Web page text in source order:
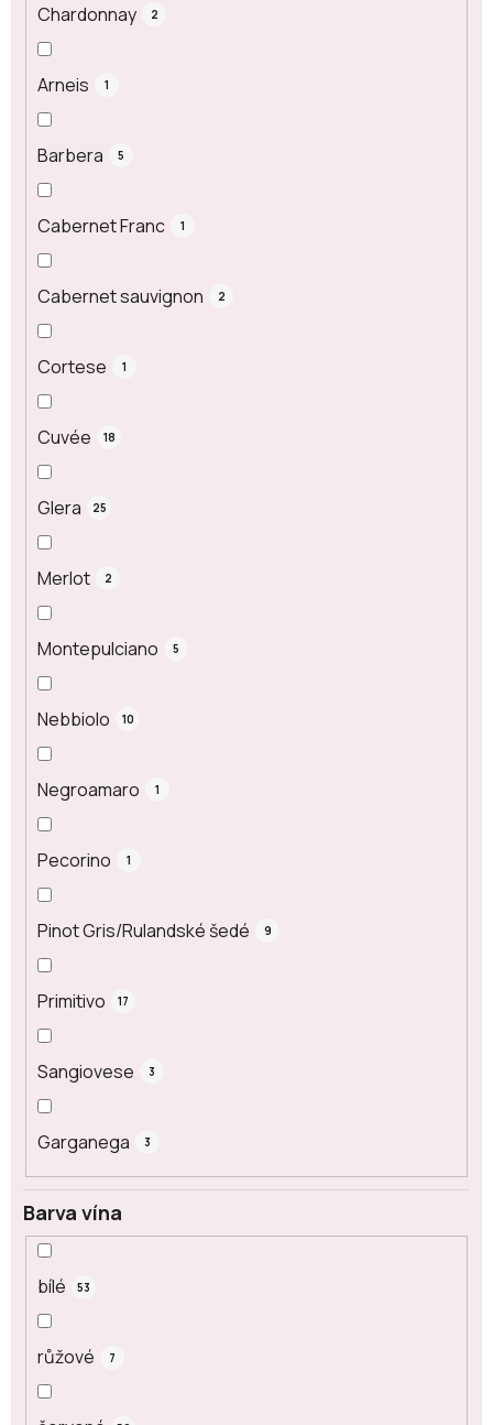
Chardonnay 2
Arneis 1
Barbera 5
Cabernet Franc 1
Cabernet sauvignon 2
Cortese 1
Cuvée 18
Glera 25
Merlot 2
Montepulciano 5
Nebbiolo 10
Negroamaro 1
Pecorino 1
Pinot Gris/Rulandské šedé 9
Primitivo 17
Sangiovese 3
Garganega 3
Barva vína
bílé 53
růžové 7